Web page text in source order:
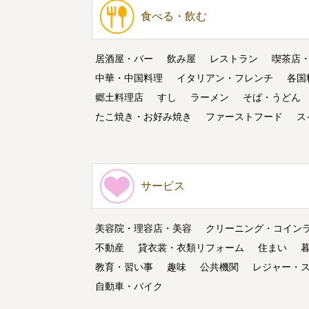
食べる・飲む
居酒屋・バー 飲み屋 レストラン
喫茶店
中華・中国料理
イタリアン・フレンチ
各国
郷土料理店
すし ラーメン
そば・うどん
たこ焼き・お好み焼き
ファーストフード ス
サービス
美容院・理容店・美容
クリーニング・コイン
不動産
貸衣裳・衣類リフォーム 住まい
教育・習い事
趣味 公共機関
レジャー・
自動車・バイク